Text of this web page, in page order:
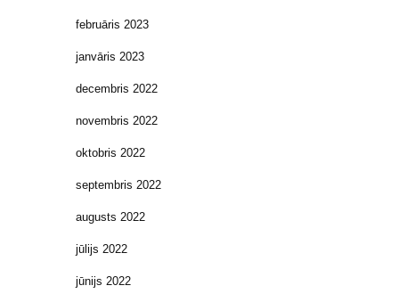
februāris 2023
janvāris 2023
decembris 2022
novembris 2022
oktobris 2022
septembris 2022
augusts 2022
jūlijs 2022
jūnijs 2022